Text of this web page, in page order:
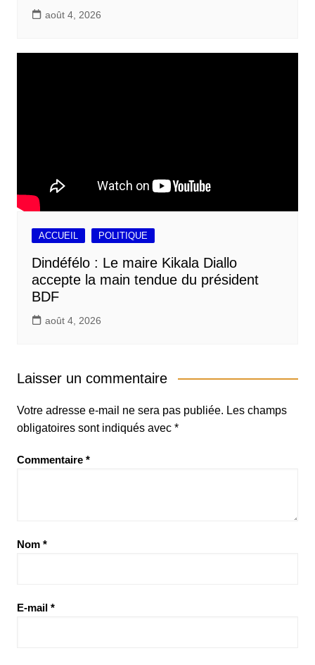
août 4, 2026
ACCUEIL POLITIQUE
Dindéfélo : Le maire Kikala Diallo
accepte la main tendue du président
BDF
août 4, 2026
Laisser un commentaire
Votre adresse e-mail ne sera pas publiée. Les champs
obligatoires sont indiqués avec *
Commentaire *
Nom *
E-mail *